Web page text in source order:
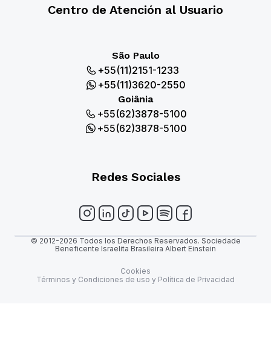
Centro de Atención al Usuario
São Paulo
+55(11)2151-1233
+55(11)3620-2550
Goiânia
+55(62)3878-5100
+55(62)3878-5100
Redes Sociales
© 2012-2026 Todos los Derechos Reservados. Sociedade
Beneficente Israelita Brasileira Albert Einstein
Cookies
Términos y Condiciones de uso y Política de Privacidad